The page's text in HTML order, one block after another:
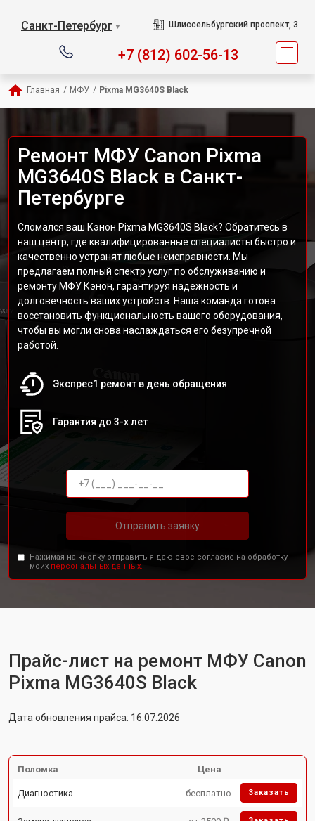
Санкт-Петербург ▼ Шлиссельбургский проспект, 3
+7 (812) 602-56-13
Главная / МФУ / Pixma MG3640S Black
Ремонт МФУ Canon Pixma
MG3640S Black в Санкт-
Петербурге
Сломался ваш Кэнон Pixma MG3640S Black? Обратитесь в
наш центр, где квалифицированные специалисты быстро и
качественно устранят любые неисправности. Мы
предлагаем полный спектр услуг по обслуживанию и
ремонту МФУ Кэнон, гарантируя надежность и
долговечность ваших устройств. Наша команда готова
восстановить функциональность вашего оборудования,
чтобы вы могли снова наслаждаться его безупречной
работой.
Экспрес1 ремонт в день обращения
Гарантия до 3-х лет
Отправить заявку
Нажимая на кнопку отправить я даю свое согласие на обработку
моих персональных данных.
Прайс-лист на ремонт МФУ Canon
Pixma MG3640S Black
Дата обновления прайса: 16.07.2026
Поломка Цена
Диагностика бесплатно Заказать